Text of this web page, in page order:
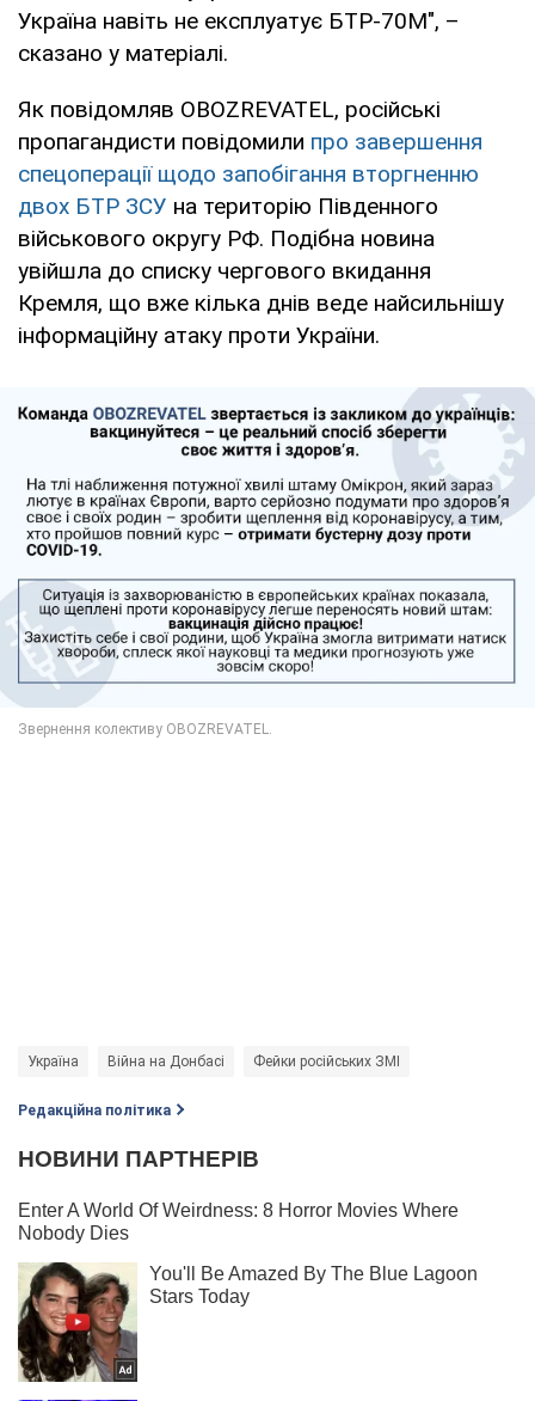
Україна навіть не експлуатує БТР-70М", –
сказано у матеріалі.
Як повідомляв OBOZREVATEL, російські
пропагандисти повідомили про завершення
спецоперації щодо запобігання вторгненню
двох БТР ЗСУ на територію Південного
військового округу РФ. Подібна новина
увійшла до списку чергового вкидання
Кремля, що вже кілька днів веде найсильнішу
інформаційну атаку проти України.
Україна Війна на Донбасі Фейки російських ЗМІ
Редакційна політика